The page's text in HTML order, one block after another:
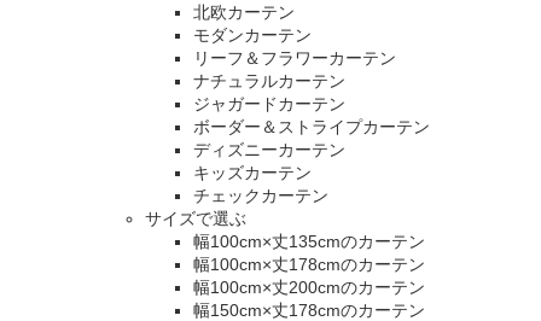
北欧カーテン
モダンカーテン
リーフ＆フラワーカーテン
ナチュラルカーテン
ジャガードカーテン
ボーダー＆ストライプカーテン
ディズニーカーテン
キッズカーテン
チェックカーテン
サイズで選ぶ
幅100cm×丈135cmのカーテン
幅100cm×丈178cmのカーテン
幅100cm×丈200cmのカーテン
幅150cm×丈178cmのカーテン